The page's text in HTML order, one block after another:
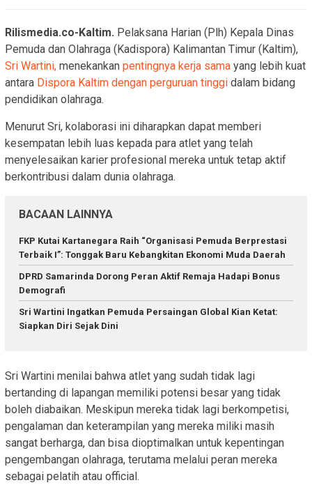
Rilismedia.co-Kaltim. Pelaksana Harian (Plh) Kepala Dinas
Pemuda dan Olahraga (Kadispora) Kalimantan Timur (Kaltim),
Sri Wartini, menekankan pentingnya kerja sama yang lebih kuat
antara Dispora Kaltim dengan perguruan tinggi dalam bidang
pendidikan olahraga.
Menurut Sri, kolaborasi ini diharapkan dapat memberi
kesempatan lebih luas kepada para atlet yang telah
menyelesaikan karier profesional mereka untuk tetap aktif
berkontribusi dalam dunia olahraga.
BACAAN LAINNYA
FKP Kutai Kartanegara Raih “Organisasi Pemuda Berprestasi
Terbaik I”: Tonggak Baru Kebangkitan Ekonomi Muda Daerah
DPRD Samarinda Dorong Peran Aktif Remaja Hadapi Bonus
Demografi
Sri Wartini Ingatkan Pemuda Persaingan Global Kian Ketat:
Siapkan Diri Sejak Dini
Sri Wartini menilai bahwa atlet yang sudah tidak lagi
bertanding di lapangan memiliki potensi besar yang tidak
boleh diabaikan. Meskipun mereka tidak lagi berkompetisi,
pengalaman dan keterampilan yang mereka miliki masih
sangat berharga, dan bisa dioptimalkan untuk kepentingan
pengembangan olahraga, terutama melalui peran mereka
sebagai pelatih atau official.